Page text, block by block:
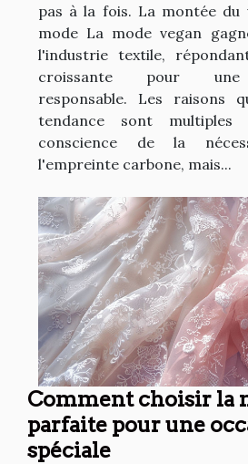
pas à la fois. La montée du
mode La mode vegan
l'industrie textile,
croissante pour une
responsable. Les raisons
tendance sont
conscience de la
l'empreinte carbone, mais...
Comment choisir la
parfaite pour une
spéciale